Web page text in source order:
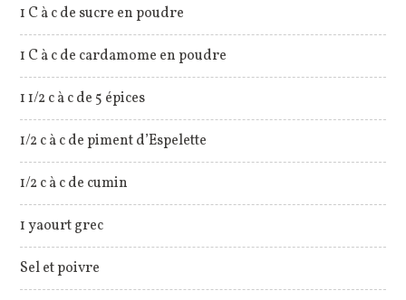
1 C à c de sucre en poudre
1 C à c de cardamome en poudre
1 1/2 c à c de 5 épices
1/2 c à c de piment d’Espelette
1/2 c à c de cumin
1 yaourt grec
Sel et poivre